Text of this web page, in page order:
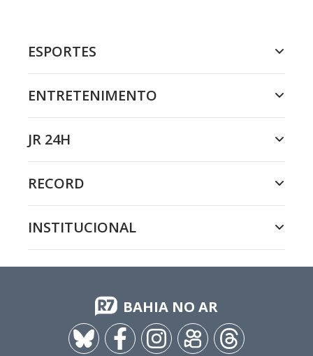
ESPORTES
ENTRETENIMENTO
JR 24H
RECORD
INSTITUCIONAL
BAHIA NO AR